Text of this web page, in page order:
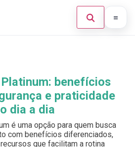
Abrir
o ESC para cerrar.
benefícios
e praticidade
dia a dia
é uma opção para quem busca
com benefícios diferenciados,
que facilitam a rotina